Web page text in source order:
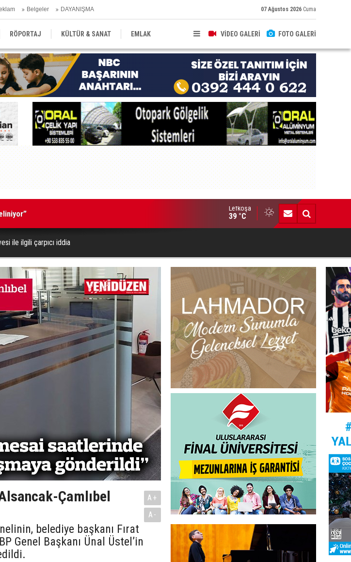
Belgeler DAYANIŞMA 07 Ağustos 2026 Cuma
VİDEO GALERİ FOTO GALERİ
RÖPORTAJ KÜLTÜR & SANAT EMLAK
DERGİLER SEKTÖR
Bazı yollar pazar günü trafiğe kapatılacak
Lefkoşa
39 °C
ile ilgili çarpıcı iddia
Çamlıbel
belediye başkanı Fırat
Genel Başkanı Ünal Üstel’in
A+
A-